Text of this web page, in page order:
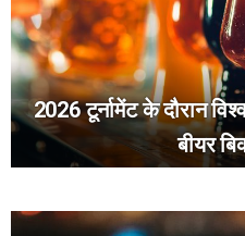
2026 टूर्नामेंट के दौरान
बीयर